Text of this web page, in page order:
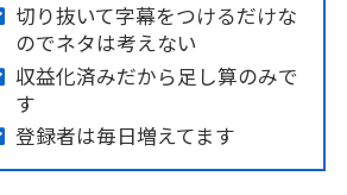
切り抜いて字幕をつけるだけな
のでネタは考えない
収益化済みだから足し算のみで
す
登録者は毎日増えてます